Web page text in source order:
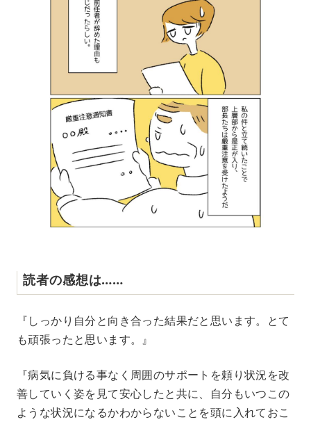
読者の感想は……
『しっかり自分と向き合った結果だと思います。とて
も頑張ったと思います。』
『病気に負ける事なく周囲のサポートを頼り状況を改
善していく姿を見て安心したと共に、自分もいつこの
ような状況になるかわからないことを頭に入れておこ